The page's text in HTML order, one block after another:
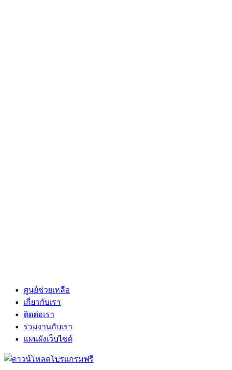
ศูนย์ช่วยเหลือ
เกี่ยวกับเรา
ติดต่อเรา
ร่วมงานกับเรา
แผนผังเว็บไซต์